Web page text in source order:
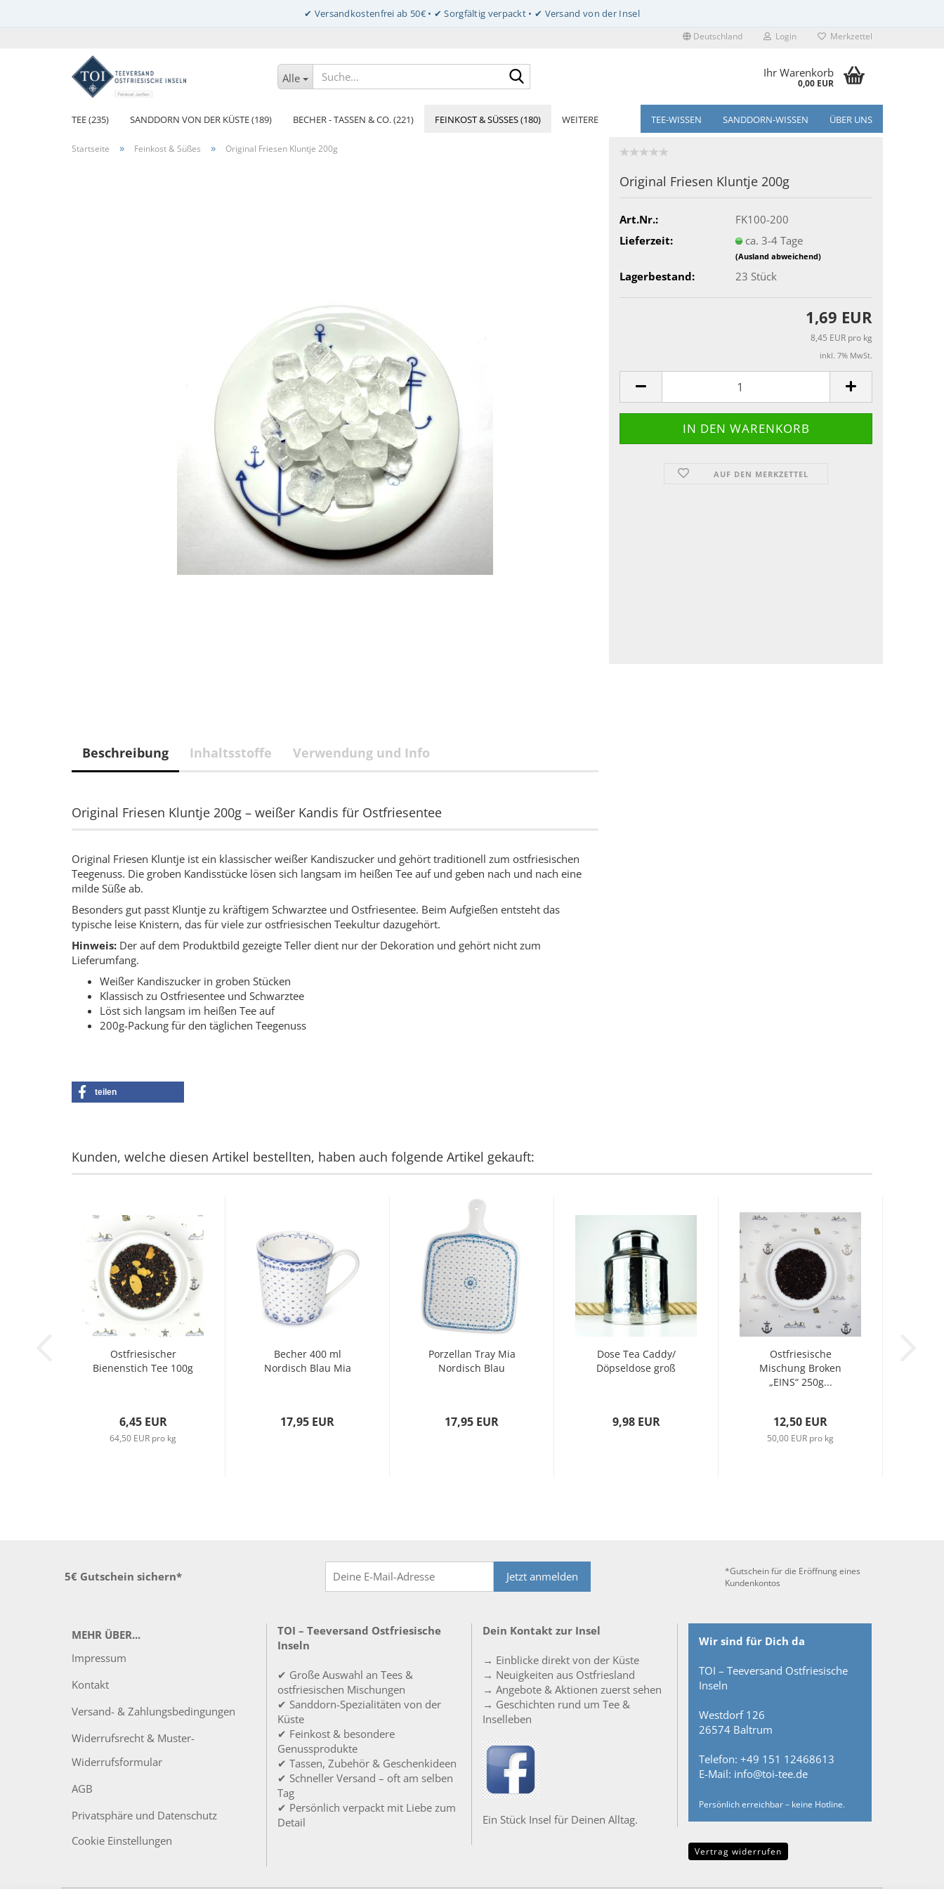
Deutschland Login Merkzettel
Alle Ihr Warenkorb
0,00 EUR
TEE (235) SANDDORN VON DER KÜSTE (189) BECHER - TASSEN & CO. (221) FEINKOST & SÜSSES (180) TEE-WISSEN SANDDORN-WISSEN ÜBER UNS
WEITERE
Startseite » Feinkost & Süßes » Original Friesen Kluntje 200g
Original Friesen Kluntje 200g
Art.Nr.:
FK100-200
Lieferzeit:
ca. 3-4 Tage
(Ausland abweichend)
Lagerbestand: 23 Stück
1,69 EUR
8,45 EUR pro kg
inkl. 7% MwSt.
AUF DEN MERKZETTEL
Beschreibung Inhaltsstoffe Verwendung und Info
Original Friesen Kluntje 200g – weißer Kandis für Ostfriesentee
Original Friesen Kluntje ist ein klassischer weißer Kandiszucker und gehört traditionell zum ostfriesischen
Teegenuss. Die groben Kandisstücke lösen sich langsam im heißen Tee auf und geben nach und nach eine
milde Süße ab.
Besonders gut passt Kluntje zu kräftigem Schwarztee und Ostfriesentee. Beim Aufgießen entsteht das
typische leise Knistern, das für viele zur ostfriesischen Teekultur dazugehört.
Hinweis: Der auf dem Produktbild gezeigte Teller dient nur der Dekoration und gehört nicht zum
Lieferumfang.
Weißer Kandiszucker in groben Stücken
Klassisch zu Ostfriesentee und Schwarztee
Löst sich langsam im heißen Tee auf
200g-Packung für den täglichen Teegenuss
teilen
Kunden, welche diesen Artikel bestellten, haben auch folgende Artikel gekauft:
Ostfriesischer
Bienenstich Tee 100g
6,45 EUR
64,50 EUR pro kg
Becher 400 ml
Nordisch Blau Mia
17,95 EUR
Porzellan Tray Mia
Nordisch Blau
17,95 EUR
Dose Tea Caddy/
Döpseldose groß
9,98 EUR
Ostfriesische
Mischung Broken
„EINS“ 250g...
12,50 EUR
50,00 EUR pro kg
5€ Gutschein sichern* Jetzt anmelden
*Gutschein für die Eröffnung eines
Kundenkontos
MEHR ÜBER...
Impressum
Kontakt
Versand- & Zahlungsbedingungen
Widerrufsrecht & Muster-
Widerrufsformular
AGB
Privatsphäre und Datenschutz
Cookie Einstellungen
TOI – Teeversand Ostfriesische
Inseln
✔ Große Auswahl an Tees &
ostfriesischen Mischungen
✔ Sanddorn-Spezialitäten von der
Küste
✔ Feinkost & besondere
Genussprodukte
✔ Tassen, Zubehör & Geschenkideen
✔ Schneller Versand – oft am selben
Tag
✔ Persönlich verpackt mit Liebe zum
Detail
Dein Kontakt zur Insel
→ Einblicke direkt von der Küste
→ Neuigkeiten aus Ostfriesland
→ Angebote & Aktionen zuerst sehen
→ Geschichten rund um Tee &
Inselleben
Ein Stück Insel für Deinen Alltag.
Wir sind für Dich da
TOI – Teeversand Ostfriesische
Inseln
Westdorf 126
26574 Baltrum
Telefon: +49 151 12468613
E-Mail: info@toi-tee.de
Persönlich erreichbar – keine Hotline.
Vertrag widerrufen